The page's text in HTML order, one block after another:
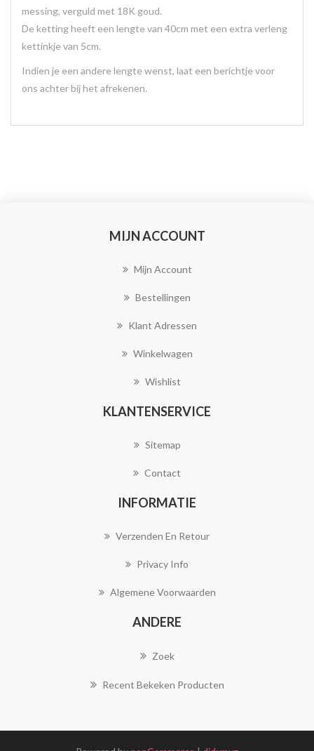
messing, verguld met 18K goud.
De ketting heeft een lengte van 40cm met een extra verleng
kettinkje van 5cm.
Indien je een andere lengte wenst, laat een berichtje voor
ons achter bij het afrekenen.
MIJN ACCOUNT
Mijn Account
Bestellingen
Klant Adressen
Winkelwagen
Wishlist
KLANTENSERVICE
Sitemap
Contact
INFORMATIE
Verzenden En Retour
Privacy Info
Algemene Voorwaarden
ANDERE
Zoek
Recent Bekeken Producten